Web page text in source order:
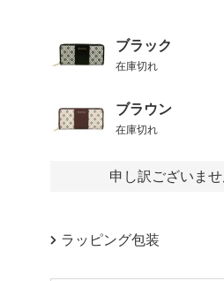
ブラック
在庫切れ
ブラウン
在庫切れ
申し訳ございま
ラッピング包装